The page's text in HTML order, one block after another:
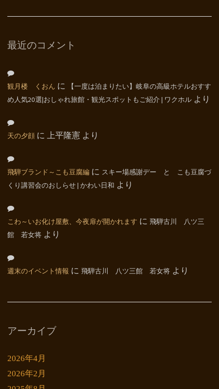
最近のコメント
観月楼 くおん に
【一度は泊まりたい】岐阜の高級ホテルおすす
め人気20選|おしゃれ旅館・観光スポットもご紹介 | ワクホル より
天の夕顔 に 上平隆憲 より
飛騨ブランド～こも豆腐編 に スキー場感謝デー と こも豆腐づ
くり講習会のおしらせ | かわい日和 より
こわ～いお化け屋敷、今夜扉が開かれます に 飛騨古川 八ツ三
館 若女将 より
週末のイベント情報 に 飛騨古川 八ツ三館 若女将 より
アーカイブ
2026年4月
2026年2月